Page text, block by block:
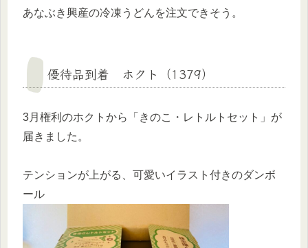
あなぶき興産の冷凍うどんを注文できそう。
優待品到着 ホクト（1379）
3月権利のホクトから「きのこ・レトルトセット」が
届きました。
テンションが上がる、可愛いイラスト付きのダンボ
ール